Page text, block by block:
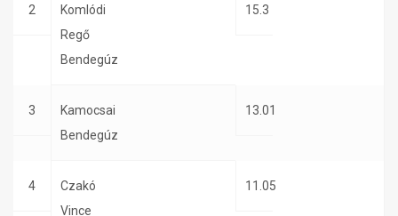
2
Komlódi
Regő
Bendegúz
15.3
3
Kamocsai
Bendegúz
13.01
4
Czakó
Vince
11.05